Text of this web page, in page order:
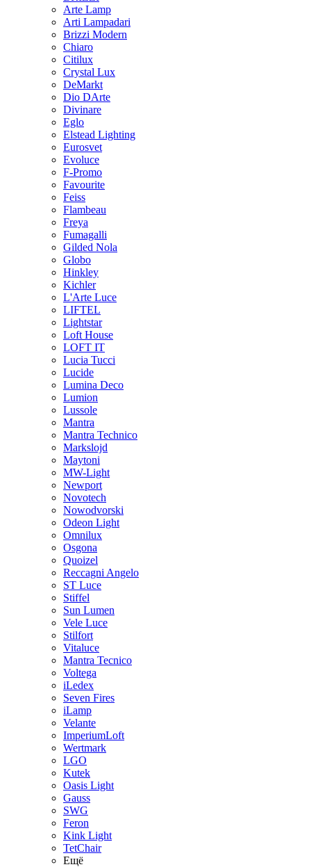
Arte Lamp
Arti Lampadari
Brizzi Modern
Chiaro
Citilux
Crystal Lux
DeMarkt
Dio DArte
Divinare
Eglo
Elstead Lighting
Eurosvet
Evoluce
F-Promo
Favourite
Feiss
Flambeau
Freya
Fumagalli
Gilded Nola
Globo
Hinkley
Kichler
L'Arte Luce
LIFTEL
Lightstar
Loft House
LOFT IT
Lucia Tucci
Lucide
Lumina Deco
Lumion
Lussole
Mantra
Mantra Technico
Markslojd
Maytoni
MW-Light
Newport
Novotech
Nowodvorski
Odeon Light
Omnilux
Osgona
Quoizel
Reccagni Angelo
ST Luce
Stiffel
Sun Lumen
Vele Luce
Stilfort
Vitaluce
Mantra Tecnico
Voltega
iLedex
Seven Fires
iLamp
Velante
ImperiumLoft
Wertmark
LGO
Kutek
Oasis Light
Gauss
SWG
Feron
Kink Light
TetСhair
Ещё